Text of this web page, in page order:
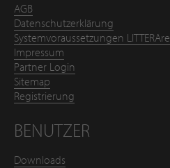
AGB
Datenschutzerklärung
Systemvoraussetzungen LITTERAre
Impressum
Partner Login
Sitemap
Registrierung
BENUTZER
Downloads